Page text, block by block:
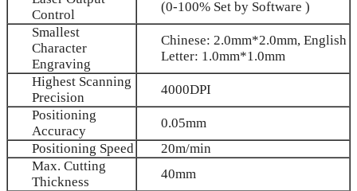
Control
(0-100% Set by Software )
Smallest
Character
Engraving
Chinese: 2.0mm*2.0mm, English
Letter: 1.0mm*1.0mm
Highest Scanning
Precision
4000DPI
Positioning
Accuracy
0.05mm
Positioning Speed
20m/min
Max. Cutting
Thickness
40mm